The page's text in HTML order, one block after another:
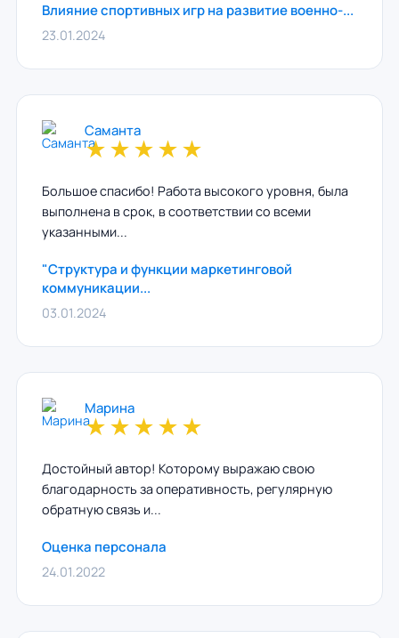
Влияние спортивных игр на развитие военно-...
23.01.2024
Саманта
★★★★★
Большое спасибо! Работа высокого уровня, была
выполнена в срок, в соответствии со всеми
указанными...
"Структура и функции маркетинговой
коммуникации...
03.01.2024
Марина
★★★★★
Достойный автор! Которому выражаю свою
благодарность за оперативность, регулярную
обратную связь и...
Оценка персонала
24.01.2022